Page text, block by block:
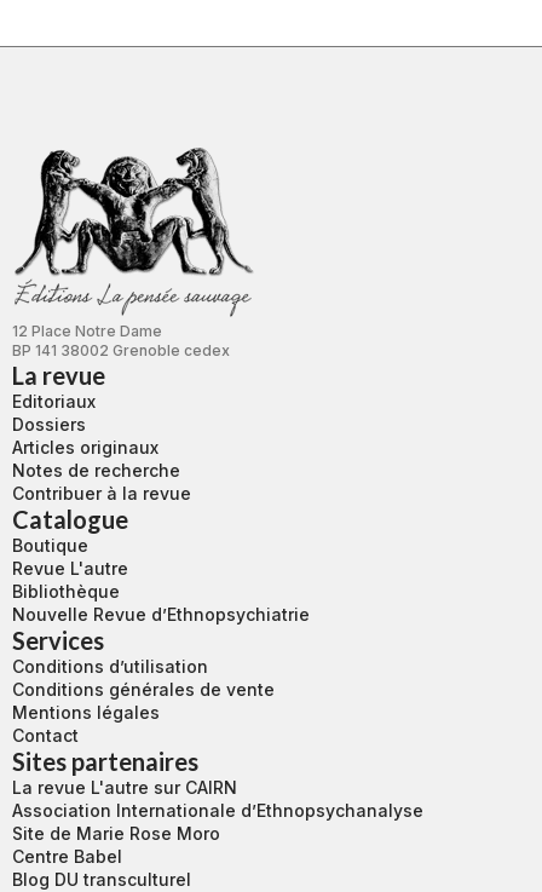
12 Place Notre Dame
BP 141 38002 Grenoble cedex
La revue
Editoriaux
Dossiers
Articles originaux
Notes de recherche
Contribuer à la revue
Catalogue
Boutique
Revue L'autre
Bibliothèque
Nouvelle Revue d’Ethnopsychiatrie
Services
Conditions d’utilisation
Conditions générales de vente
Mentions légales
Contact
Sites partenaires
La revue L'autre sur CAIRN
Association Internationale d’Ethnopsychanalyse
Site de Marie Rose Moro
Centre Babel
Blog DU transculturel